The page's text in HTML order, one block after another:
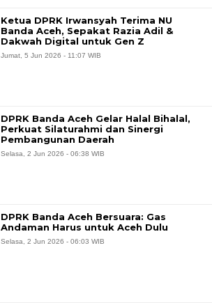
Ketua DPRK Irwansyah Terima NU
Banda Aceh, Sepakat Razia Adil &
Dakwah Digital untuk Gen Z
Jumat, 5 Jun 2026 - 11:07 WIB
DPRK Banda Aceh Gelar Halal Bihalal,
Perkuat Silaturahmi dan Sinergi
Pembangunan Daerah
Selasa, 2 Jun 2026 - 06:38 WIB
DPRK Banda Aceh Bersuara: Gas
Andaman Harus untuk Aceh Dulu
Selasa, 2 Jun 2026 - 06:03 WIB